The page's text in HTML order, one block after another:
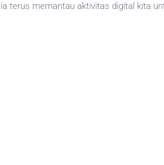
terus memantau aktivitas digital kita